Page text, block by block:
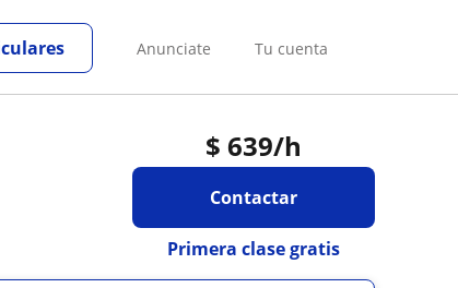
Anunciate Tu cuenta
$ 639/h
Contactar
Primera clase gratis